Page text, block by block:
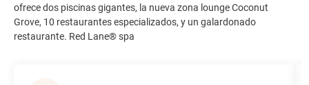
ofrece dos piscinas gigantes, la nueva zona lounge Coconut
Grove, 10 restaurantes especializados, y un galardonado
restaurante. Red Lane® spa